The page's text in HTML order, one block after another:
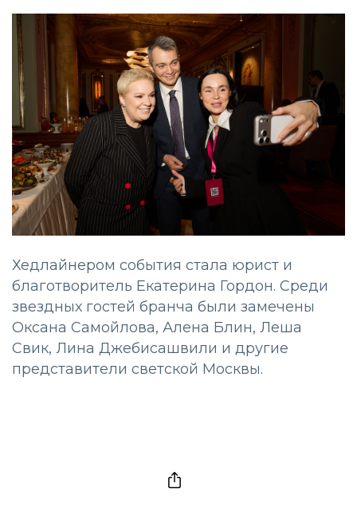
Хедлайнером события стала юрист и
благотворитель Екатерина Гордон. Среди
звездных гостей бранча были замечены
Оксана Самойлова, Алена Блин, Леша
Свик, Лина Джебисашвили и другие
представители светской Москвы.